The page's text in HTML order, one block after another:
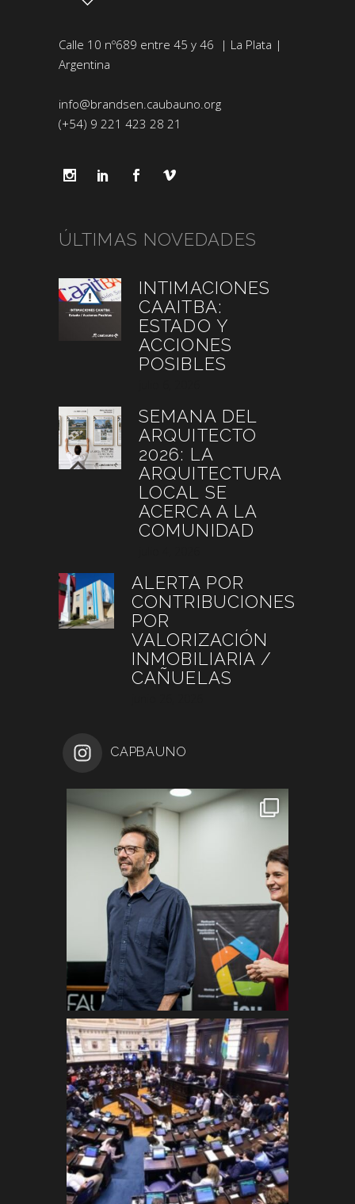
Calle 10 nº689 entre 45 y 46 | La Plata |
Argentina
info@brandsen.caubauno.org
(+54) 9 221 423 28 21
ÚLTIMAS NOVEDADES
INTIMACIONES
CAAITBA:
ESTADO Y
ACCIONES
POSIBLES
SEMANA DEL
ARQUITECTO
2026: LA
ARQUITECTURA
LOCAL SE
ACERCA A LA
COMUNIDAD
ALERTA POR
CONTRIBUCIONES
POR
VALORIZACIÓN
INMOBILIARIA /
CAÑUELAS
CAPBAUNO